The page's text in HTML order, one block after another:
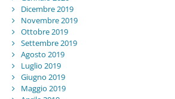
Dicembre 2019
Novembre 2019
Ottobre 2019
Settembre 2019
Agosto 2019
Luglio 2019
Giugno 2019
Maggio 2019